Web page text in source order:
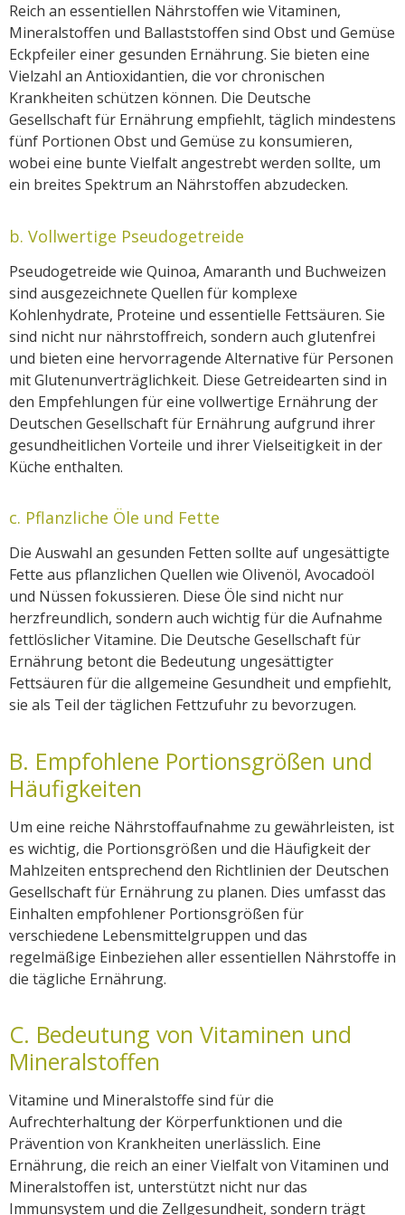
Reich an essentiellen Nährstoffen wie Vitaminen,
Mineralstoffen und Ballaststoffen sind Obst und Gemüse
Eckpfeiler einer gesunden Ernährung. Sie bieten eine
Vielzahl an Antioxidantien, die vor chronischen
Krankheiten schützen können. Die Deutsche
Gesellschaft für Ernährung empfiehlt, täglich mindestens
fünf Portionen Obst und Gemüse zu konsumieren,
wobei eine bunte Vielfalt angestrebt werden sollte, um
ein breites Spektrum an Nährstoffen abzudecken.
b. Vollwertige Pseudogetreide
Pseudogetreide wie Quinoa, Amaranth und Buchweizen
sind ausgezeichnete Quellen für komplexe
Kohlenhydrate, Proteine und essentielle Fettsäuren. Sie
sind nicht nur nährstoffreich, sondern auch glutenfrei
und bieten eine hervorragende Alternative für Personen
mit Glutenunverträglichkeit. Diese Getreidearten sind in
den Empfehlungen für eine vollwertige Ernährung der
Deutschen Gesellschaft für Ernährung aufgrund ihrer
gesundheitlichen Vorteile und ihrer Vielseitigkeit in der
Küche enthalten.
c. Pflanzliche Öle und Fette
Die Auswahl an gesunden Fetten sollte auf ungesättigte
Fette aus pflanzlichen Quellen wie Olivenöl, Avocadoöl
und Nüssen fokussieren. Diese Öle sind nicht nur
herzfreundlich, sondern auch wichtig für die Aufnahme
fettlöslicher Vitamine. Die Deutsche Gesellschaft für
Ernährung betont die Bedeutung ungesättigter
Fettsäuren für die allgemeine Gesundheit und empfiehlt,
sie als Teil der täglichen Fettzufuhr zu bevorzugen.
B. Empfohlene Portionsgrößen und
Häufigkeiten
Um eine reiche Nährstoffaufnahme zu gewährleisten, ist
es wichtig, die Portionsgrößen und die Häufigkeit der
Mahlzeiten entsprechend den Richtlinien der Deutschen
Gesellschaft für Ernährung zu planen. Dies umfasst das
Einhalten empfohlener Portionsgrößen für
verschiedene Lebensmittelgruppen und das
regelmäßige Einbeziehen aller essentiellen Nährstoffe in
die tägliche Ernährung.
C. Bedeutung von Vitaminen und
Mineralstoffen
Vitamine und Mineralstoffe sind für die
Aufrechterhaltung der Körperfunktionen und die
Prävention von Krankheiten unerlässlich. Eine
Ernährung, die reich an einer Vielfalt von Vitaminen und
Mineralstoffen ist, unterstützt nicht nur das
Immunsystem und die Zellgesundheit, sondern trägt